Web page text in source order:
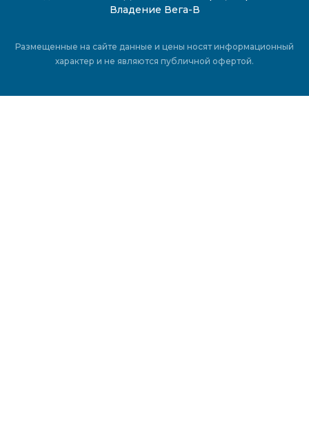
Владение Вега-В
Размещенные на сайте данные и цены носят информационный
характер и не являются публичной офертой.